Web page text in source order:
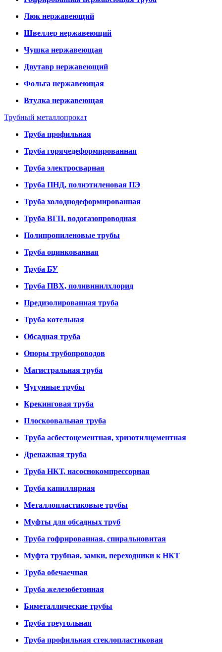
Люк нержавеющий
Швеллер нержавеющий
Чушка нержавеющая
Двутавр нержавеющий
Фольга нержавеющая
Втулка нержавеющая
Трубный металлопрокат
Труба профильная
Труба горячедеформированная
Труба электросварная
Труба ПНД, полиэтиленовая ПЭ
Труба холоднодеформированная
Труба ВГП, водогазопроводная
Полипропиленовые трубы
Труба оцинкованная
Труба БУ
Труба ПВХ, поливинилхлорид
Предизолированная труба
Труба котельная
Обсадная труба
Опоры трубопроводов
Магистральная труба
Чугунные трубы
Крекинговая труба
Плоскоовальная труба
Труба асбестоцементная, хризотилцементная
Дренажная труба
Труба НКТ, насоснокомпрессорная
Труба капиллярная
Металлопластиковые трубы
Муфты для обсадных труб
Труба гофрированная, спиральновитая
Муфта трубная, замки, переходники к НКТ
Труба обечаечная
Труба железобетонная
Биметаллические трубы
Труба треугольная
Труба профильная стеклопластиковая